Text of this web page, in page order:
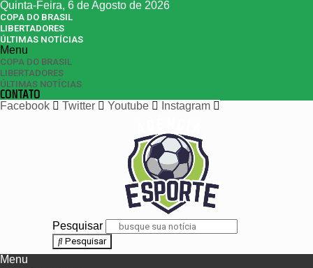
Quinta-Feira, 6 de Agosto de 2026
COPA DO BRASIL
LIBERTADORES
ÚLTIMAS NOTÍCIAS
Menu
COPA DO BRASIL
LIBERTADORES
ÚLTIMAS NOTÍCIAS
CONTATO
Facebook
Twitter Youtube Instagram
Pesquisar
Pesquisar
Menu